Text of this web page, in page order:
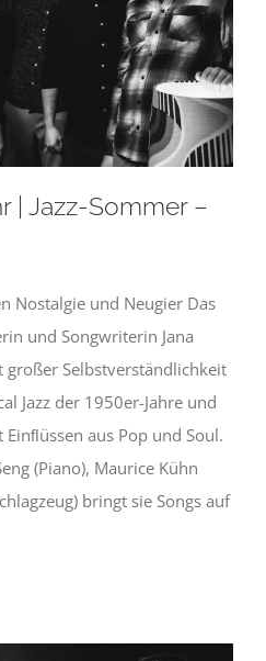
| Jazz-Sommer –
Nostalgie und Neugier Das
und Songwriterin Jana
großer Selbstverständlichkeit
Jazz der 1950er-Jahre und
aus Pop und Soul.
(Piano), Maurice Kühn
bringt sie Songs auf